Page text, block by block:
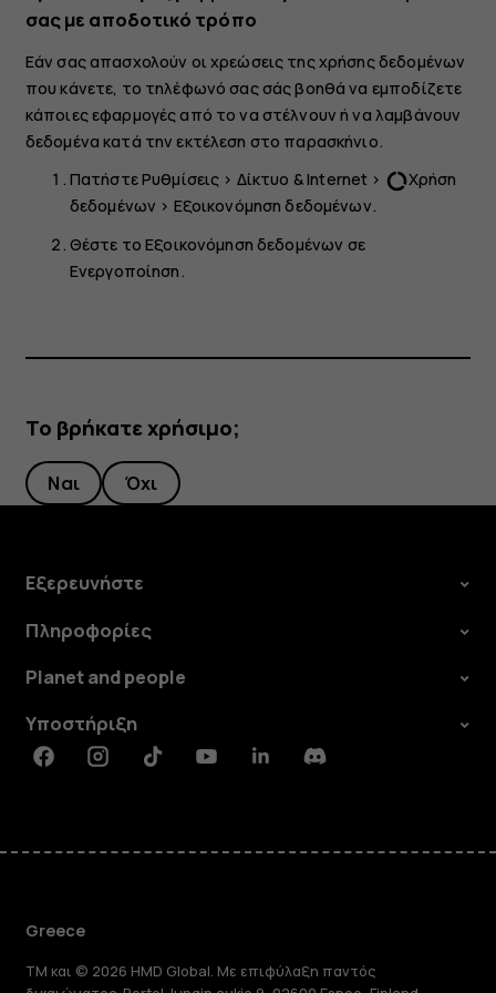
σας με αποδοτικό τρόπο
Εάν σας απασχολούν οι χρεώσεις της χρήσης δεδομένων
που κάνετε, το τηλέφωνό σας σάς βοηθά να εμποδίζετε
κάποιες εφαρμογές από το να στέλνουν ή να λαμβάνουν
δεδομένα κατά την εκτέλεση στο παρασκήνιο.
ΠατήστεΡυθμίσεις > Δίκτυο & Internet > data_usageΧρήση
δεδομένων > Εξοικονόμηση δεδομένων.
Θέστε τοΕξοικονόμηση δεδομένων σε
Ενεργοποίηση.
Το βρήκατε χρήσιμο;
Ναι Όχι
Εξερευνήστε
Πληροφορίες
Planet and people
Υποστήριξη
FacebookInstagramTiktokYoutubeLinkedinDiscord
Greece
TM και © 2026 HMD Global. Με επιφύλαξη παντός